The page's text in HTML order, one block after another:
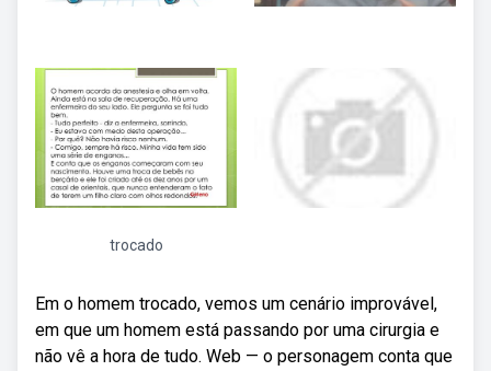
trocado
Em o homem trocado, vemos um cenário improvável,
em que um homem está passando por uma cirurgia e
não vê a hora de tudo. Web — o personagem conta que